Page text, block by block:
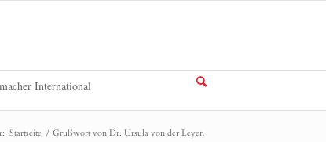
International
Startseite / Grußwort von Dr. Ursula von der Leyen